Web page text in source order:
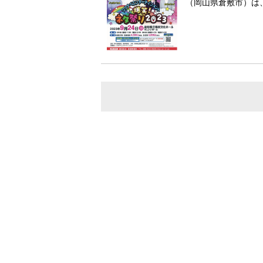
（岡山県倉敷市）